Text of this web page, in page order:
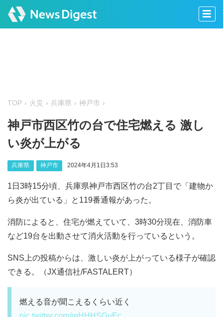
TOP 火災 兵庫県 神戸市
神戸市西区竹の台で住宅燃える 激し
い炎が上がる
兵庫県 神戸市 2024年4月1日3:53
1日3時15分頃、兵庫県神戸市西区竹の台2丁目で「建物か
ら炎が出ている」と119番通報があった。
消防によると、住宅が燃えていて、3時30分現在、消防車
など19台を出動させて消火活動を行っているという。
SNS上の投稿からは、激しい炎が上がっている様子が確認
できる。（JX通信社/FASTALERT）
燃える音が聞こえるくらい近く